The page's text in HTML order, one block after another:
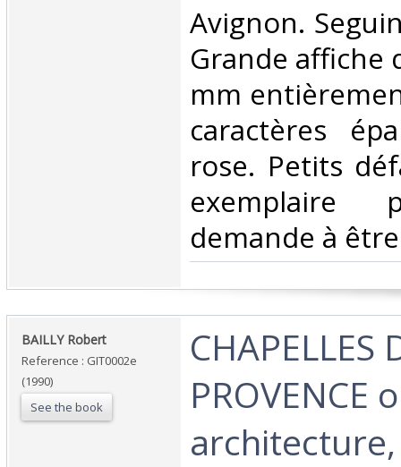
‎Avignon.
Grande affiche
mm
caractères
rose. Petits
demande à
‎BAILLY Robert‎
Reference : GIT0002e
(1990)
See the book
‎CHAPELLES
PROVENCE